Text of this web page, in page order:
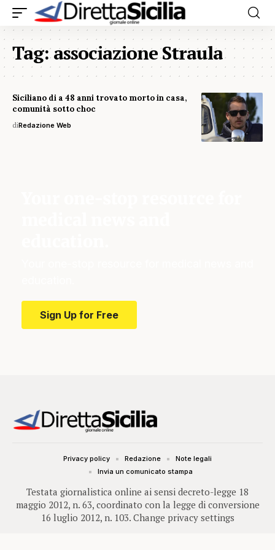
Tag:associazione Straula
Siciliano di a 48 anni trovato morto in casa,
comunità sotto choc
diRedazione Web
Sign Up for Free
Testata giornalistica online ai sensi decreto-legge 18
maggio 2012, n. 63, coordinato con la legge di conversione
16 luglio 2012, n. 103. Change privacy settings
Privacy policy Redazione
Note legali
Invia un comunicato stampa